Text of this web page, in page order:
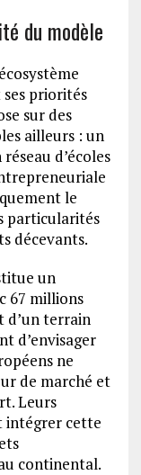
du modèle
priorités
sur des
ailleurs : un
d’écoles
le
particularités
décevants.
un
67 millions
d’un terrain
d’envisager
ne
de marché et
Leurs
intégrer cette
continental.